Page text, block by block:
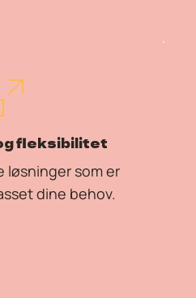
fleksibilitet
løsninger som er
dine behov.